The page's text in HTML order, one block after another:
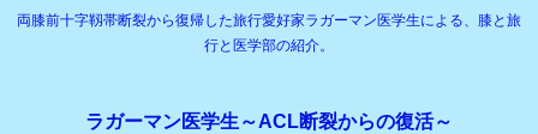
両膝前十字靱帯断裂から復帰した旅行愛好家ラガーマン医学生による、膝と旅
行と医学部の紹介。
ラガーマン医学生～ACL断裂からの復活～